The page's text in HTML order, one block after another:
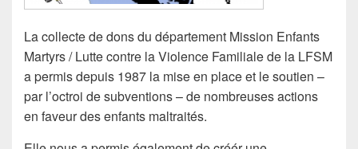
La collecte de dons du département Mission Enfants
Martyrs / Lutte contre la Violence Familiale de la LFSM
a permis depuis 1987 la mise en place et le soutien –
par l’octroi de subventions – de nombreuses actions
en faveur des enfants maltraités.